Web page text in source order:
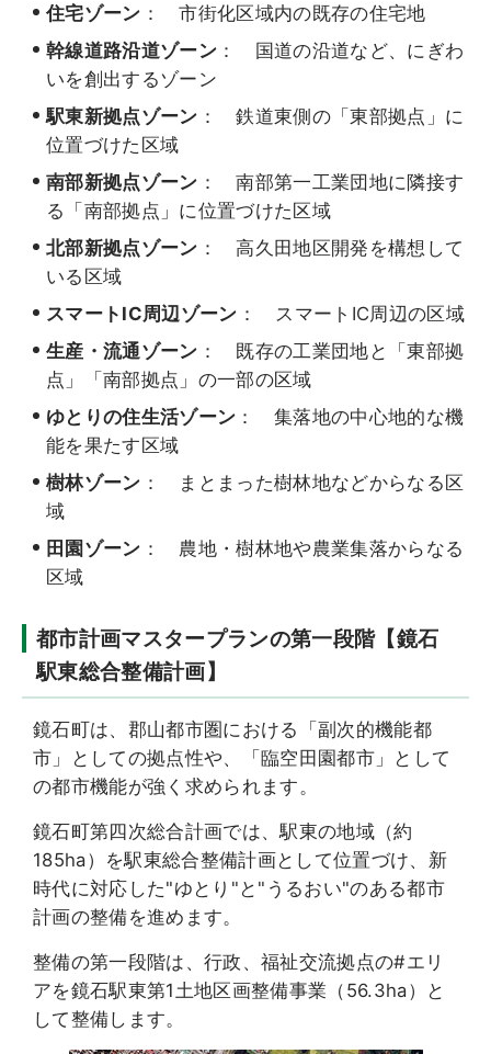
住宅ゾーン ： 市街化区域内の既存の住宅地
幹線道路沿道ゾーン ： 国道の沿道など、にぎわ
いを創出するゾーン
駅東新拠点ゾーン ： 鉄道東側の「東部拠点」に
位置づけた区域
南部新拠点ゾーン ： 南部第一工業団地に隣接す
る「南部拠点」に位置づけた区域
北部新拠点ゾーン ： 高久田地区開発を構想して
いる区域
スマートIC周辺ゾーン ： スマートIC周辺の区域
生産・流通ゾーン ： 既存の工業団地と「東部拠
点」「南部拠点」の一部の区域
ゆとりの住生活ゾーン ： 集落地の中心地的な機
能を果たす区域
樹林ゾーン ： まとまった樹林地などからなる区
域
田園ゾーン ： 農地・樹林地や農業集落からなる
区域
都市計画マスタープランの第一段階【鏡石
駅東総合整備計画】
鏡石町は、郡山都市圏における「副次的機能都
市」としての拠点性や、「臨空田園都市」として
の都市機能が強く求められます。
鏡石町第四次総合計画では、駅東の地域（約
185ha）を駅東総合整備計画として位置づけ、新
時代に対応した"ゆとり"と"うるおい"のある都市
計画の整備を進めます。
整備の第一段階は、行政、福祉交流拠点の#エリ
アを鏡石駅東第1土地区画整備事業（56.3ha）と
して整備します。